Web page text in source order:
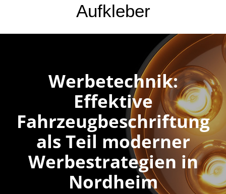
Aufkleber
Werbetechnik:
Effektive
Fahrzeugbeschriftung
als Teil moderner
Werbestrategien in
Nordheim